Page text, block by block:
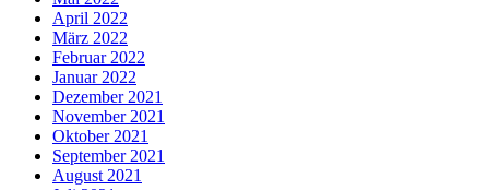
April 2022
März 2022
Februar 2022
Januar 2022
Dezember 2021
November 2021
Oktober 2021
September 2021
August 2021